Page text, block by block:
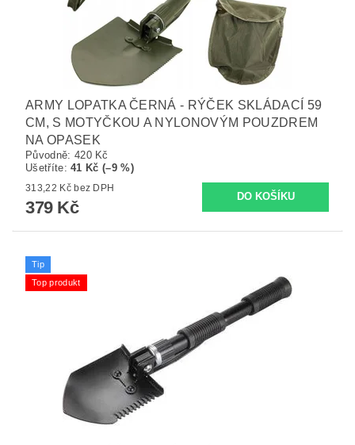
ARMY LOPATKA ČERNÁ - RÝČEK SKLÁDACÍ 59
CM, S MOTYČKOU A NYLONOVÝM POUZDREM
NA OPASEK
Původně: 420 Kč
Ušetříte:41 Kč (–9 %)
313,22 Kč bez DPH
379 Kč
Tip
Top produkt